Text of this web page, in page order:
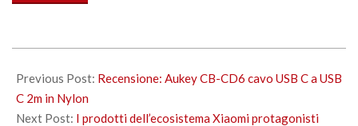
12-
02
Previous Post: Recensione: Aukey CB-CD6 cavo USB C a USB
C 2m in Nylon
Next Post: I prodotti dell’ecosistema Xiaomi protagonisti